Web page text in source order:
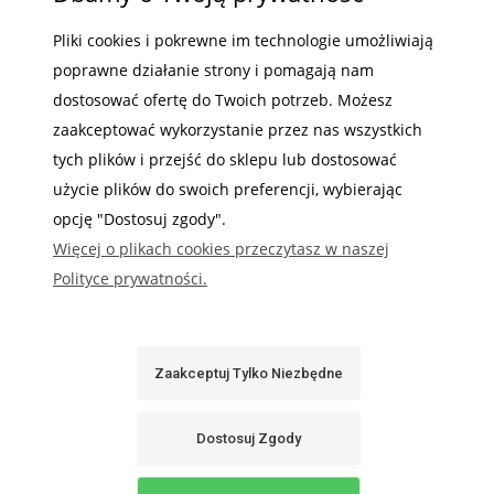
INFORMACJE
Gdzie nas możesz znaleźć
Sklep internetowy Shoper.pl
Pliki cookies i pokrewne im technologie umożliwiają
poprawne działanie strony i pomagają nam
dostosować ofertę do Twoich potrzeb. Możesz
zaakceptować wykorzystanie przez nas wszystkich
tych plików i przejść do sklepu lub dostosować
użycie plików do swoich preferencji, wybierając
opcję "Dostosuj zgody".
Więcej o plikach cookies przeczytasz w naszej
Polityce prywatności.
Zaakceptuj Tylko Niezbędne
Dostosuj Zgody